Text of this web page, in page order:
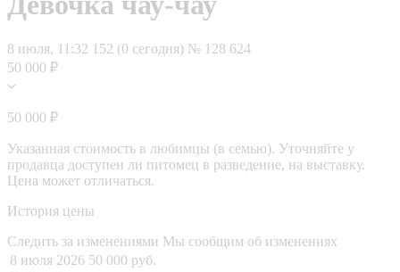
8 июля, 11:32 152 (0 сегодня) № 128 624
50 000 ₽
50 000 ₽
Указанная стоимость в любимцы (в семью). Уточняйте у
продавца доступен ли питомец в разведение, на выставку.
Цена может отличаться.
История цены
Следить за изменениями Мы сообщим об изменениях
8 июля 2026 50 000 руб.